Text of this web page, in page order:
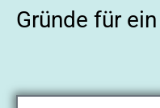
Gründe für